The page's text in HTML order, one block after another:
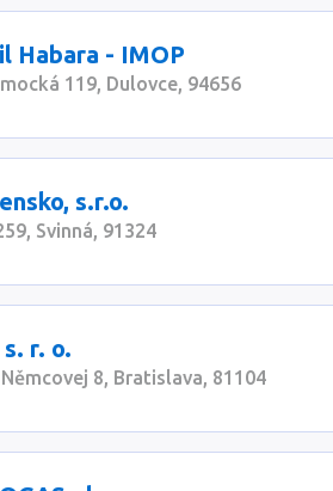
Habara - IMOP
119, Dulovce, 94656
s.r.o.
Svinná, 91324
r. o.
8, Bratislava, 81104